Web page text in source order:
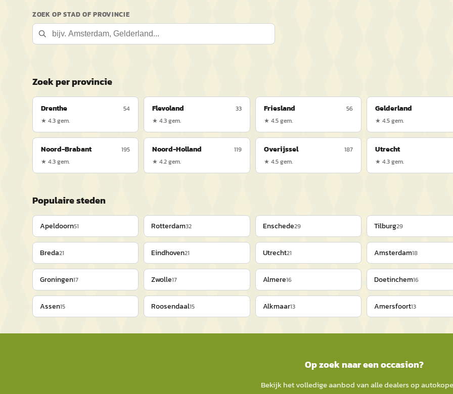
ZOEK OP STAD OF PROVINCIE
Zoek per provincie
Drenthe
54
★ 4.3gem.
Flevoland
33
★ 4.3gem.
Friesland
56
★ 4.5gem.
Gelderland
★ 4.5gem.
Noord-Brabant
195
★ 4.3gem.
Noord-Holland
119
★ 4.2gem.
Overijssel
187
★ 4.5gem.
Utrecht
★ 4.3gem.
Populaire steden
Apeldoorn51 Rotterdam32 Enschede29 Tilburg29
Breda21 Eindhoven21 Utrecht21 Amsterdam18
Groningen17 Zwolle17 Almere16 Doetinchem16
Assen15 Roosendaal15 Alkmaar13 Amersfoort13
Op zoek naar een occasion?
Bekijk het volledige aanbod van alle dealers op